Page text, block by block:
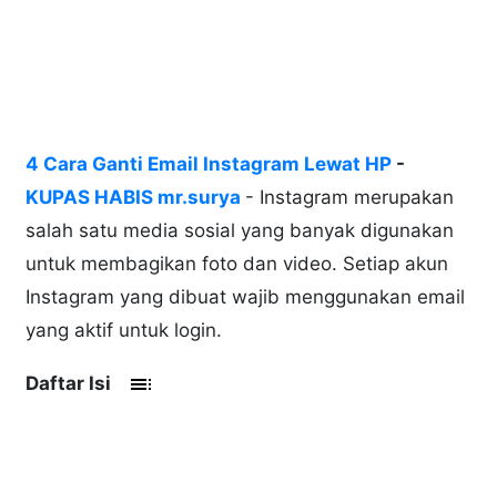
4 Cara Ganti Email Instagram Lewat HP -
KUPAS HABIS mr.surya - Instagram merupakan
salah satu media sosial yang banyak digunakan
untuk membagikan foto dan video. Setiap akun
Instagram yang dibuat wajib menggunakan email
yang aktif untuk login.
Daftar Isi toc